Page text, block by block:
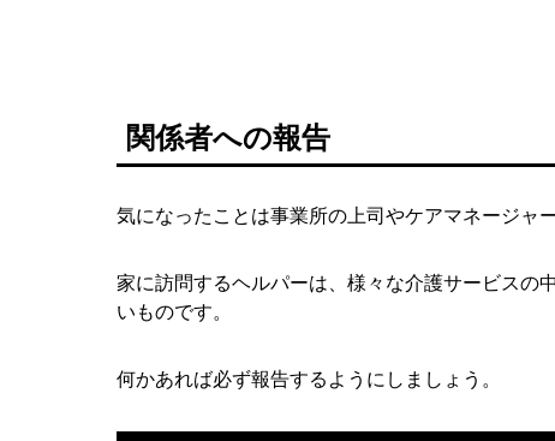
関係者への報告
気になったことは事業所の上司やケアマネージャ
家に訪問するヘルパーは、様々な介護サービスの
いものです。
何かあれば必ず報告するようにしましょう。